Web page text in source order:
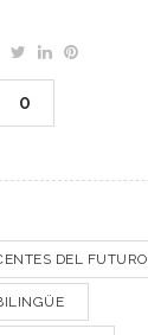
0
DEL FUTURO